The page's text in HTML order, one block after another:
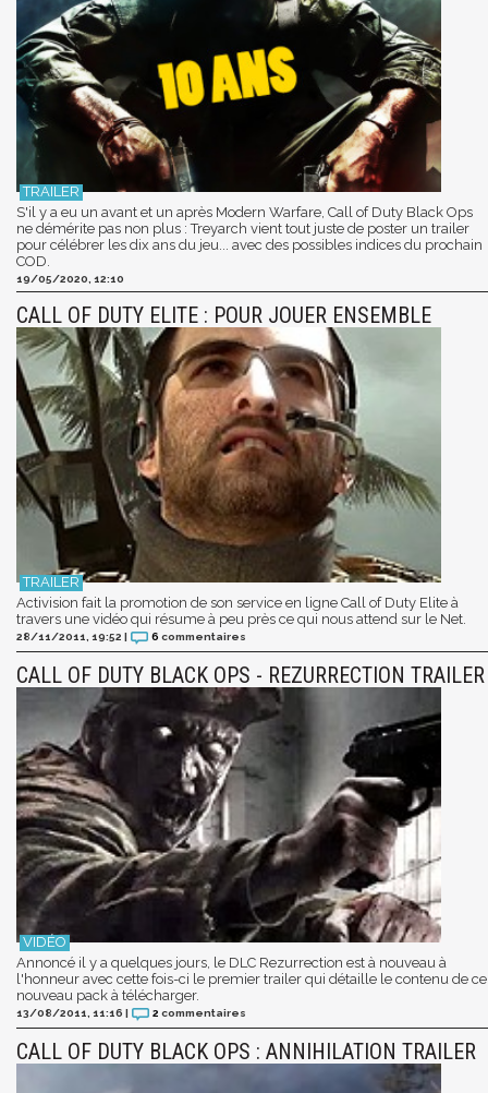
S'il y a eu un avant et un après Modern Warfare, Call of Duty Black Ops
ne démérite pas non plus : Treyarch vient tout juste de poster un trailer
pour célébrer les dix ans du jeu... avec des possibles indices du prochain
COD.
19/05/2020, 12:10
CALL OF DUTY ELITE : POUR JOUER ENSEMBLE
Activision fait la promotion de son service en ligne Call of Duty Elite à
travers une vidéo qui résume à peu près ce qui nous attend sur le Net.
28/11/2011, 19:52 | 6 commentaires
CALL OF DUTY BLACK OPS - REZURRECTION TRAILER
Annoncé il y a quelques jours, le DLC Rezurrection est à nouveau à
l'honneur avec cette fois-ci le premier trailer qui détaille le contenu de ce
nouveau pack à télécharger.
13/08/2011, 11:16 2 commentaires
CALL OF DUTY BLACK OPS : ANNIHILATION TRAILER